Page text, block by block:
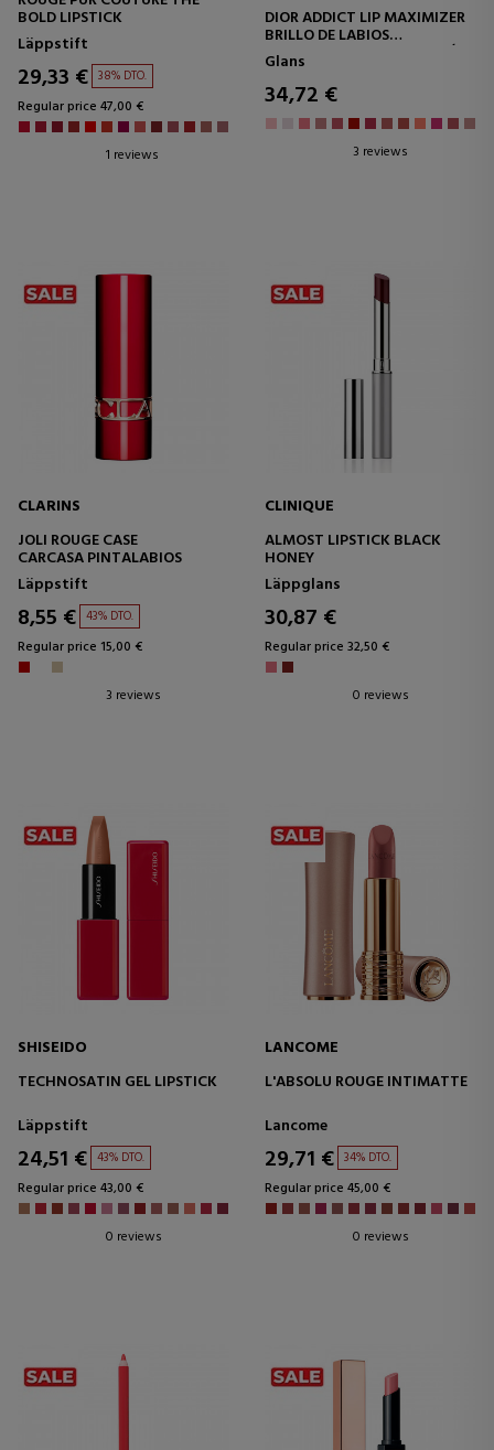
BOLD LIPSTICK
Läppstift
29,33 € 38% DTO.
Regular price 47,00 €
1 reviews
DIOR ADDICT LIP MAXIMIZER
BRILLO DE LABIOS
REPULPANTE - HIDRATACIÓN
Y EFECTO VOLUMEN -
INMEDIATO Y DE LARGA
DURACIÓN
Glans
34,72 €
3 reviews
CLARINS
JOLI ROUGE CASE
CARCASA PINTALABIOS
Läppstift
8,55 € 43% DTO.
Regular price 15,00 €
3 reviews
CLINIQUE
ALMOST LIPSTICK BLACK
HONEY
Läppglans
30,87 €
Regular price 32,50 €
0 reviews
SHISEIDO
TECHNOSATIN GEL LIPSTICK
Läppstift
24,51 € 43% DTO.
Regular price 43,00 €
0 reviews
LANCOME
L'ABSOLU ROUGE INTIMATTE
Lancome
29,71 € 34% DTO.
Regular price 45,00 €
0 reviews